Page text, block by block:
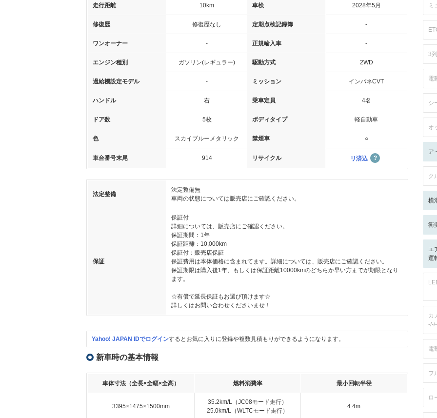
走行距離 10km 車検 2028年5月
修復歴 修復歴なし 定期点検記録簿 -
ワンオーナー - 正規輸入車 -
エンジン種別 ガソリン(レギュラー) 駆動方式 2WD
過給機設定モデル - ミッション インパネCVT
ハンドル 右 乗車定員 4名
ドア数 5枚 ボディタイプ 軽自動車
色 スカイブルーメタリック 禁煙車 ○
車台番号末尾 914 リサイクル リ済込
法定整備
法定整備無
車両の状態については販売店にご確認ください。
保証
保証付
詳細については、販売店にご確認ください。
保証期間：1年
保証距離：10,000km
保証付：販売店保証
保証費用は本体価格に含まれてます。詳細については、販売店にご確認ください。
保証期限は購入後1年、もしくは保証距離10000kmのどちらか早い方までが期限となり
ます。
☆有償で延長保証もお選び頂けます☆
詳しくはお問い合わせくださいませ！
Yahoo! JAPAN IDでログインするとお気に入りに登録や複数見積もりができるようになります。
新車時の基本情報
車体寸法（全長×全幅×全高） 燃料消費率 最小回転半径
3395×1475×1500mm
35.2km/L（JC08モード走行）
25.0km/L（WLTCモード走行）
4.4m
ミ
3
電
シ
オ
ア
ク
横
衝
エ
運
カ
電
フ
ロ